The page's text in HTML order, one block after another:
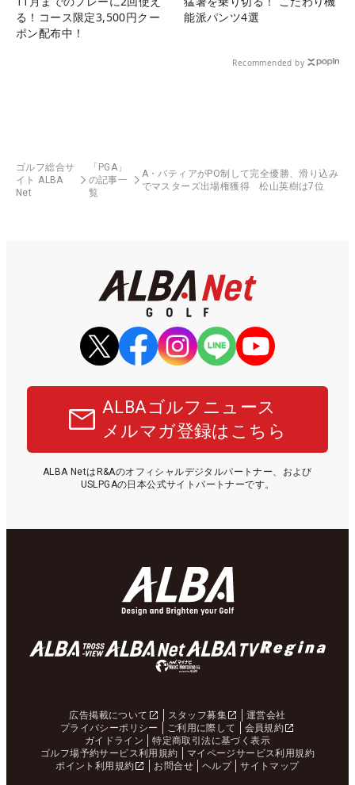
る！コース限定3,500円クー
ポン配布中！
能派パンツ4選
Recommended by
ゴルフ総合サ
イト ALBA
Net
「PGA」
の記事一
覧
A・バティアがPO制して完全優勝、滑り込み
でマスターズ出場権獲得 松山英樹は7位
ALBAゴルフニュース
メルマガ登録はこちら
ALBA NetはR&Aのオフィシャルデジタルパートナー、および
USLPGAの日本公式サイトパートナーです。
広告掲載について スタッフ募集
運営会社
プライバシーポリシー
ご利用に際して
会員規約
ガイドライン
特定商取引法に基づく表示
ゴルフ場予約サービス利用規約
マイページサービス利用規約
ポイント利用規約
お問合せ ヘルプ サイトマップ